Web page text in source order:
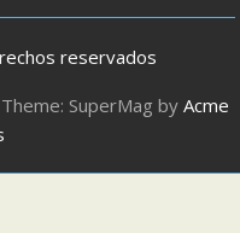
reservados
Theme: SuperMag by Acme